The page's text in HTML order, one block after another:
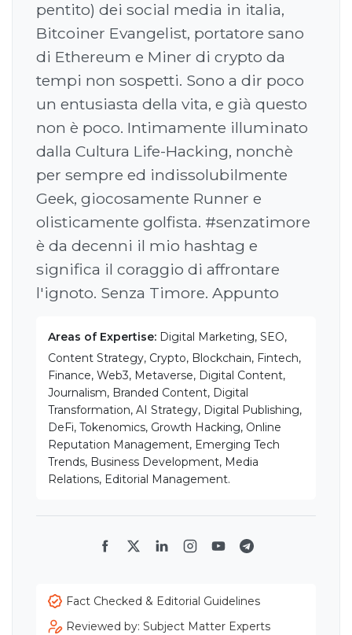
pentito) dei social media in italia,
Bitcoiner Evangelist, portatore sano
di Ethereum e Miner di crypto da
tempi non sospetti. Sono a dir poco
un entusiasta della vita, e già questo
non è poco. Intimamente illuminato
dalla Cultura Life-Hacking, nonchè
per sempre ed indissolubilmente
Geek, giocosamente Runner e
olisticamente golfista. #senzatimore
è da decenni il mio hashtag e
significa il coraggio di affrontare
l'ignoto. Senza Timore. Appunto
Areas of Expertise: Digital Marketing, SEO,
Content Strategy, Crypto, Blockchain, Fintech,
Finance, Web3, Metaverse, Digital Content,
Journalism, Branded Content, Digital
Transformation, AI Strategy, Digital Publishing,
DeFi, Tokenomics, Growth Hacking, Online
Reputation Management, Emerging Tech
Trends, Business Development, Media
Relations, Editorial Management.
Facebook
TwitterLinkedInInstagram
YouTubeTelegram
Fact Checked & Editorial Guidelines
Reviewed by: Subject Matter Experts